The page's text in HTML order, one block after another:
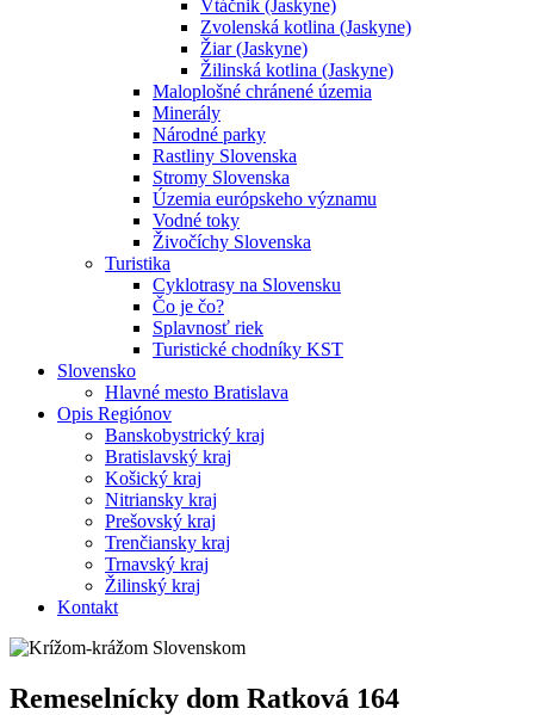
Vtáčnik (Jaskyne)
Zvolenská kotlina (Jaskyne)
Žiar (Jaskyne)
Žilinská kotlina (Jaskyne)
Maloplošné chránené územia
Minerály
Národné parky
Rastliny Slovenska
Stromy Slovenska
Územia európskeho významu
Vodné toky
Živočíchy Slovenska
Turistika
Cyklotrasy na Slovensku
Čo je čo?
Splavnosť riek
Turistické chodníky KST
Slovensko
Hlavné mesto Bratislava
Opis Regiónov
Banskobystrický kraj
Bratislavský kraj
Košický kraj
Nitriansky kraj
Prešovský kraj
Trenčiansky kraj
Trnavský kraj
Žilinský kraj
Kontakt
Remeselnícky dom Ratková 164